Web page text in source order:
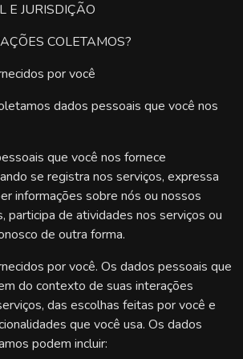
E JURISDIÇÃO
COLETAMOS?
por você
dados pessoais que você nos
que você nos fornece
se registra nos serviços, expressa
informações sobre nós ou nossos
participa de atividades nos serviços ou
de outra forma.
por você. Os dados pessoais que
do contexto de suas interações
das escolhas feitas por você e
que você usa. Os dados
podem incluir: